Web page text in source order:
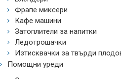
Фрапе миксери
Кафе машини
Затоплители за напитки
Ледотрошачки
Изтисквачки за твърди
Помощни уреди